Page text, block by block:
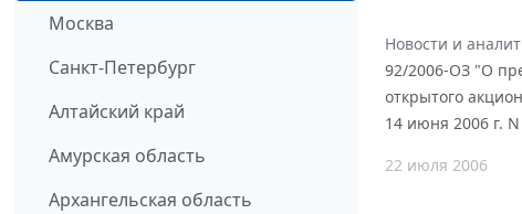
Москва
Санкт-Петербург
Алтайский край
Амурская область
Архангельская область
Новости и
92/2006-ОЗ "О
открытого
14 июня 2006 г.
22 июля 2006